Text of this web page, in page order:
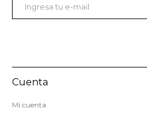
Cuenta
Mi cuenta